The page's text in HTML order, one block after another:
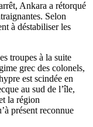
Ankara a rétorqué
Selon
à déstabiliser les
troupes à la suite
grec des colonels,
est scindée en
au sud de l’île,
la région
présent reconnue